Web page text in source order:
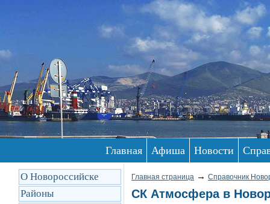
Главная Афиша Новости
О Новороссийске
Районы
Главная страница → Справочник
СК Атмосфера в